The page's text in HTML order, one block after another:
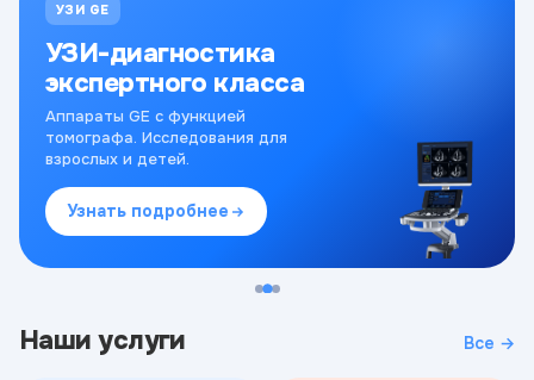
УЗИ GE
УЗИ-диагностика
экспертного класса
Аппараты GE с функцией
томографа. Исследования для
взрослых и детей.
Узнать подробнее
Наши услуги Все →